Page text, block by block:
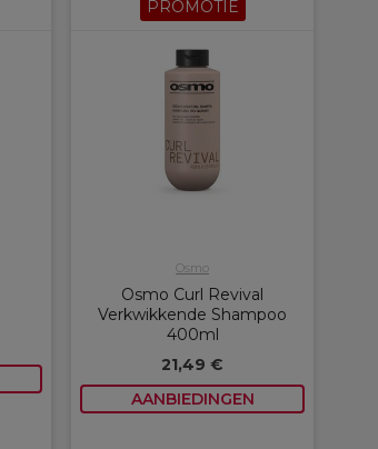
PROMOTIE
Osmo
Osmo Curl Revival
Verkwikkende Shampoo
400ml
21,49 €
AANBIEDINGEN